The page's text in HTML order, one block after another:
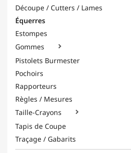
Découpe / Cutters / Lames
Équerres
Estompes
Gommes

Pistolets Burmester
Pochoirs
Rapporteurs
Règles / Mesures
Taille-Crayons

Tapis de Coupe
Traçage / Gabarits